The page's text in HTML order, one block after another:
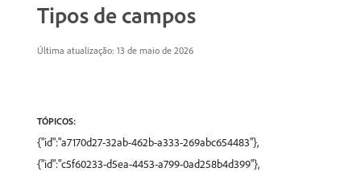
Tipos de campos
Última atualização: 13 de maio de 2026
TÓPICOS:
{"id":"a7170d27-32ab-462b-a333-269abc654483"},
{"id":"c5f60233-d5ea-4453-a799-0ad258b4d399"},